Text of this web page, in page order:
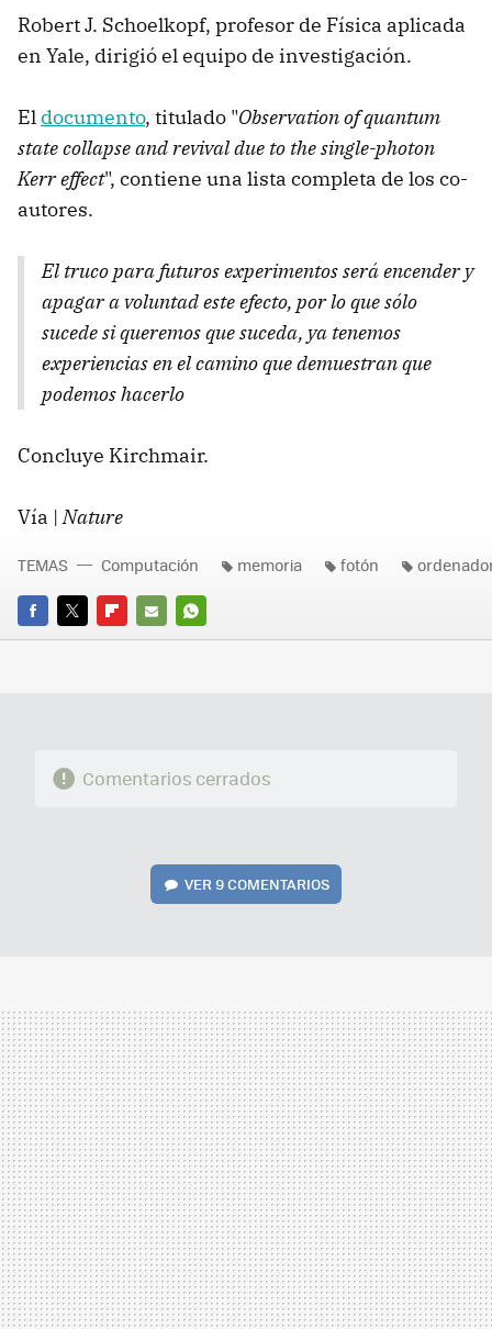
Robert J. Schoelkopf, profesor de Física aplicada
en Yale, dirigió el equipo de investigación.
El documento, titulado "Observation of quantum
state collapse and revival due to the single-photon
Kerr effect", contiene una lista completa de los co-
autores.
El truco para futuros experimentos será encender y
apagar a voluntad este efecto, por lo que sólo
sucede si queremos que suceda, ya tenemos
experiencias en el camino que demuestran que
podemos hacerlo
Concluye Kirchmair.
Vía |Nature
FACEBOOK
TWITTERFLIPBOARD
E-
WHATSAPP
TEMAS Computación memoria fotón
Comentarios cerrados
VER 9 COMENTARIOS